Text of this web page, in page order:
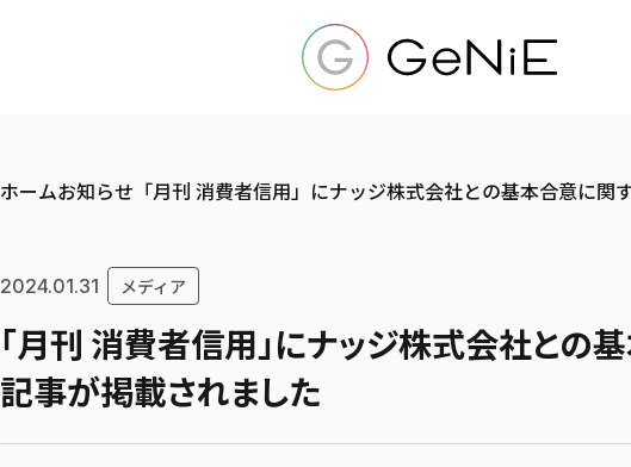
ホームお知らせ 「月刊 消費者信用」にナッジ株式会社との基本合意に関
2024.01.31 メディア
「月刊 消費者信用」にナッジ株式会社との
記事が掲載されました